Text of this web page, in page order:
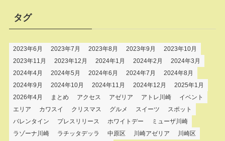
タグ
2023年6月 2023年7月 2023年8月 2023年9月
2023年10月
2023年11月
2023年12月 2024年1月 2024年2月
2024年3月
2024年4月
2024年5月 2024年6月 2024年7月
2024年8月
2024年9月
2024年10月 2024年11月 2024年12月
2025年1月
2026年4月
まとめ アクセス アゼリア アトレ川崎
イベント
エリア
カワスイ クリスマス グルメ スイーツ
スポット
バレンタイン
プレスリリース ホワイトデー
ミューザ川崎
ラゾーナ川崎
ラチッタデッラ 中原区 川崎アゼリア
川崎区